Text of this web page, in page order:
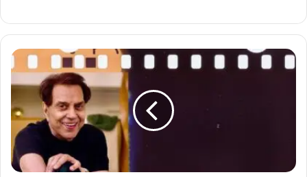
film
actor
Dharmendra
जानें
फिल्म
अभिनेता
धर्मेंद्र
की